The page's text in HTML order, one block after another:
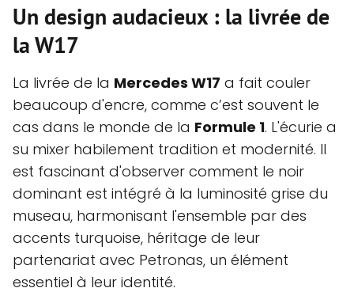
Un design audacieux : la livrée de
la W17
La livrée de la Mercedes W17 a fait couler
beaucoup d'encre, comme c’est souvent le
cas dans le monde de la Formule 1. L'écurie a
su mixer habilement tradition et modernité. Il
est fascinant d'observer comment le noir
dominant est intégré à la luminosité grise du
museau, harmonisant l'ensemble par des
accents turquoise, héritage de leur
partenariat avec Petronas, un élément
essentiel à leur identité.